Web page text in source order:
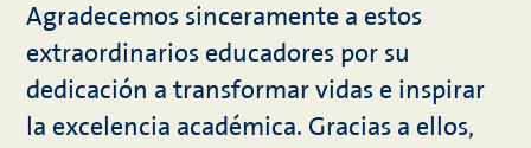
Agradecemos sinceramente a estos
extraordinarios educadores por su
dedicación a transformar vidas e inspirar
la excelencia académica. Gracias a ellos,